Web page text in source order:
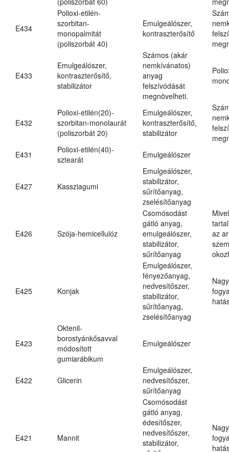
E434
Polioxi-etilén-
szorbitan-
monopalmitát
(poliszorbát 40)
Emulgeálószer,
kontraszterősítő
E433
Emulgeálószer,
kontraszterősítő,
stabilizátor
Számos (akár
nemkívánatos)
anyag
felszívódását
megnövelheti.
E432
Polioxi-etilén(20)-
szorbitan-monolaurát
(poliszorbát 20)
Emulgeálószer,
kontraszterősítő,
stabilizátor
E431
Polioxi-etilén(40)-
sztearát
Emulgeálószer
E427 Kassziagumi
Emulgeálószer,
stabilizátor,
sűrítőanyag,
zselésítőanyag
E426 Szója-hemicellulóz
Csomósodást
gátló anyag,
emulgeálószer,
stabilizátor,
sűrítőanyag
az
E425 Konjak
Emulgeálószer,
fényezőanyag,
nedvesítőszer,
stabilizátor,
sűrítőanyag,
zselésítőanyag
E423
Oktenil-
borostyánkősavval
módosított
gumiarábikum
Emulgeálószer
E422 Glicerin
Emulgeálószer,
nedvesítőszer,
sűrítőanyag
E421 Mannit
Csomósodást
gátló anyag,
édesítőszer,
nedvesítőszer,
stabilizátor,